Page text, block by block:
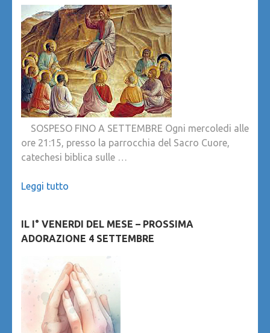
SOSPESO FINO A SETTEMBRE Ogni mercoledi alle
ore 21:15, presso la parrocchia del Sacro Cuore,
catechesi biblica sulle …
Leggi tutto
IL I° VENERDI DEL MESE – PROSSIMA
ADORAZIONE 4 SETTEMBRE